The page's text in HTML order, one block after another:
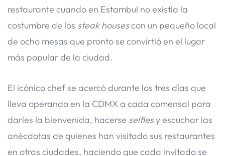
restaurante cuando en Estambul no existía la
costumbre de los steak housescon un pequeño local
de ocho mesas que pronto se convirtió en el lugar
más popular de la ciudad.
El icónico chef se acercó durante los tres días que
lleva operando en la CDMX a cada comensal para
darles la bienvenida, hacerse selfiesy escuchar las
anécdotas de quienes han visitado sus restaurantes
en otras ciudades, haciendo que cada invitado se